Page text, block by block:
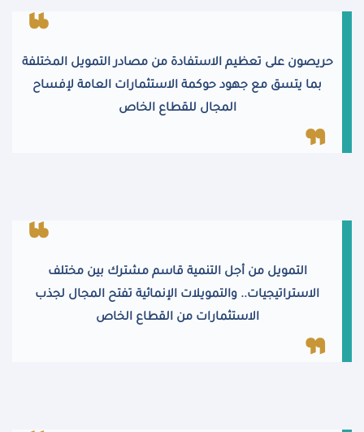
حريصون على تعظيم الاستفادة من مصادر التمويل المختلفة
بما يتسق مع جهود حوكمة الاستثمارات العامة لإفساح
المجال للقطاع الخاص
التمويل من أجل التنمية قاسم مشترك بين مختلف
الاستراتيجيات.. والتمويلات الإنمائية تفتح المجال لجذب
الاستثمارات من القطاع الخاص